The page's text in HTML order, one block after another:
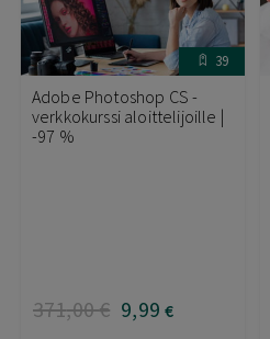
39
Adobe Photoshop CS -
verkkokurssi aloittelijoille |
-97 %
371,00€ 9,99 €